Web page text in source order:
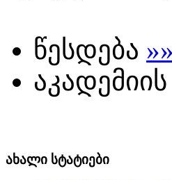
წესდება
ახალი სტატიები